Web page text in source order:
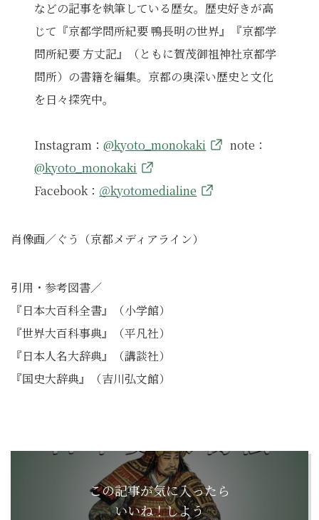
などの記事を執筆している歴女。歴史好きが高
じて『京都学問所紀要 鴨長明の世界』『京都学
問所紀要 方丈記』（ともに賀茂御祖神社京都学
問所）の書籍を編集。京都の奥深い歴史と文化
を日々探究中。
Instagram：@kyoto_monokaki
note：
@kyoto_monokaki
Facebook： ＠kyotomedialine
肖像画／ぐう（京都メディアライン）
引用・参考図書／
『⽇本⼤百科全書』（⼩学館）
『世界⼤百科事典』（平凡社）
『日本人名大辞典』（講談社）
『国史大辞典』（吉川弘文館）
この記事が気に入ったら
いいね！しよう